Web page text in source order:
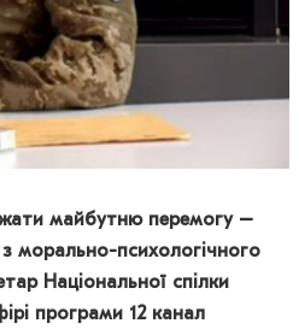
майбутню перемогу –
морально-психологічного
Національної спілки
програми 12 канал